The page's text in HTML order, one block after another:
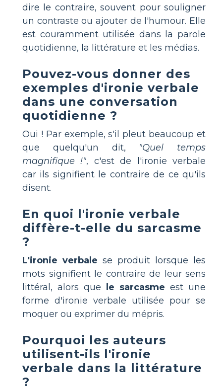
dire le contraire, souvent pour souligner
un contraste ou ajouter de l'humour. Elle
est couramment utilisée dans la parole
quotidienne, la littérature et les médias.
Pouvez-vous donner des
exemples d'ironie verbale
dans une conversation
quotidienne ?
Oui ! Par exemple, s'il pleut beaucoup et
que quelqu'un dit, "Quel temps
magnifique !", c'est de l'ironie verbale
car ils signifient le contraire de ce qu'ils
disent.
En quoi l'ironie verbale
diffère-t-elle du sarcasme
?
L'ironie verbale se produit lorsque les
mots signifient le contraire de leur sens
littéral, alors que
le sarcasme est une
forme d'ironie verbale utilisée pour se
moquer ou exprimer du mépris.
Pourquoi les auteurs
utilisent-ils l'ironie
verbale dans la littérature
?